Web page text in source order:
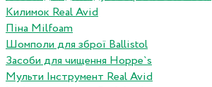
Килимок Real Avid
Піна Milfoam
Шомполи для зброї Ballistol
Засоби для чищення Hoppe`s
Мульти Інструмент Real Avid